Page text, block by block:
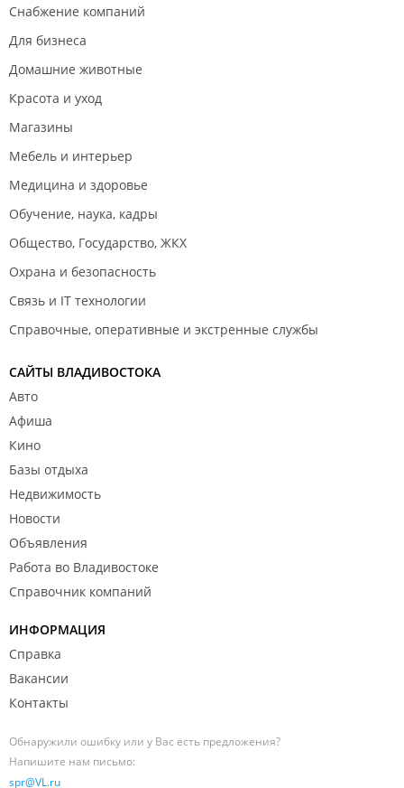
Снабжение компаний
Для бизнеса
Домашние животные
Красота и уход
Магазины
Мебель и интерьер
Медицина и здоровье
Обучение, наука, кадры
Общество, Государство, ЖКХ
Охрана и безопасность
Связь и IT технологии
Справочные, оперативные и экстренные службы
САЙТЫ ВЛАДИВОСТОКА
Авто
Афиша
Кино
Базы отдыха
Недвижимость
Новости
Объявления
Работа во Владивостоке
Справочник компаний
ИНФОРМАЦИЯ
Справка
Вакансии
Контакты
Обнаружили ошибку или у Вас есть предложения?
Напишите нам письмо:
spr@VL.ru